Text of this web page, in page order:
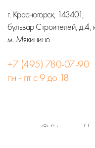
г. Красногорск, 143401,
бульвар Строителей, д.4,
м. Мякинино
+7 (495) 780-07-90
пн - пт с 9 до 18